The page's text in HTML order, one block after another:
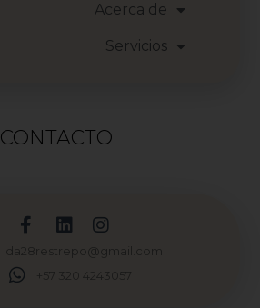
Acerca de
Servicios
CONTACTO
da28restrepo@gmail.com
+57 320 4243057